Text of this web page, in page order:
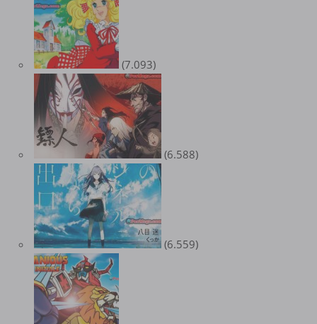
(7.093)
(6.588)
(6.559)